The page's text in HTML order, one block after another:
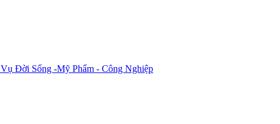
Đời Sống -Mỹ Phẩm - Công Nghiệp